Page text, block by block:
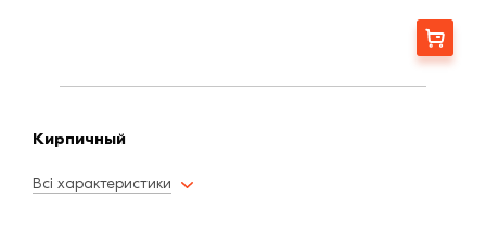
Заказать
Кирпичный
Всі характеристики